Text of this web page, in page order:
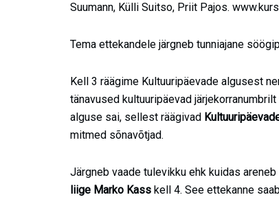
Suumann, Külli Suitso, Priit Pajos.
Tema ettekandele järgneb tunniajane
Kell 3 räägime Kultuuripäevade algusest
tänavused kultuuripäevad
alguse sai, sellest räägivad
mitmed sõnavõtjad.
Järgneb vaade tulevikku ehk kuidas
liige Marko Kass kell 4. See ettekanne